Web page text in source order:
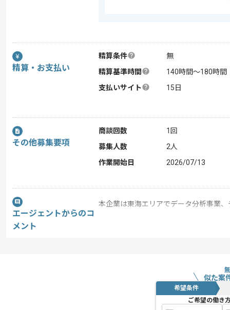
精算・お支払い
精算条件
無
精算基準時間
140時間〜180時間
支払いサイト
15日
その他募集要項
商談回数
1回
募集人数
2人
作業開始日
2026/07/13
エージェントからのコ
メント
本企業は東海エリアでデータ分析事業
似た案
希望条件
ご希望の働き